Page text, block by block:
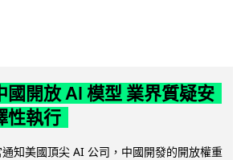
國開放 AI 模型 業界質疑安
性執行
知美國頂尖 AI 公司，中國開發的開放權重